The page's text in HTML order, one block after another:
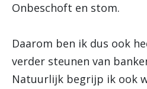
Onbeschoft en stom.
Daarom ben ik dus ook
verder steunen van
Natuurlijk begrijp ik ook